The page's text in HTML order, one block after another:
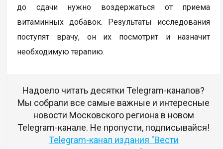
до сдачи нужно воздержаться от приема
витаминных добавок. Результаты исследования
поступят врачу, он их посмотрит и назначит
необходимую терапию.
Надоело читать десятки Telegram-каналов?
Мы собрали все самые важные и интересные
новости Московского региона в новом
Telegram-канале. Не пропусти, подписывайся!
Telegram-канал издания "Вести